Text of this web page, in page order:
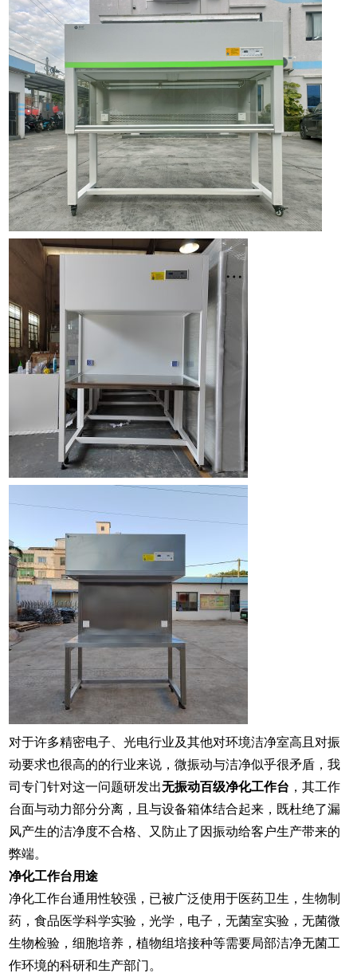
对于许多精密电子、光电行业及其他对环境洁净室高且对振
动要求也很高的的行业来说，微振动与洁净似乎很矛盾，我
司专门针对这一问题研发出无振动百级净化工作台 ，其工作
台面与动力部分分离，且与设备箱体结合起来，既杜绝了漏
风产生的洁净度不合格、又防止了因振动给客户生产带来的
弊端。
净化工作台用途
净化工作台通用性较强，已被广泛使用于医药卫生，生物制
药，食品医学科学实验，光学，电子，无菌室实验，无菌微
生物检验，细胞培养，植物组培接种等需要局部洁净无菌工
作环境的科研和生产部门。